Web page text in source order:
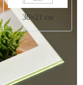
30×21 см